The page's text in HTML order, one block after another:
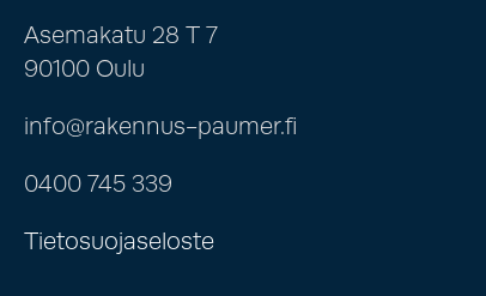
Asemakatu 28 T 7
90100 Oulu
info@rakennus-paumer.fi
0400 745 339
Tietosuojaseloste